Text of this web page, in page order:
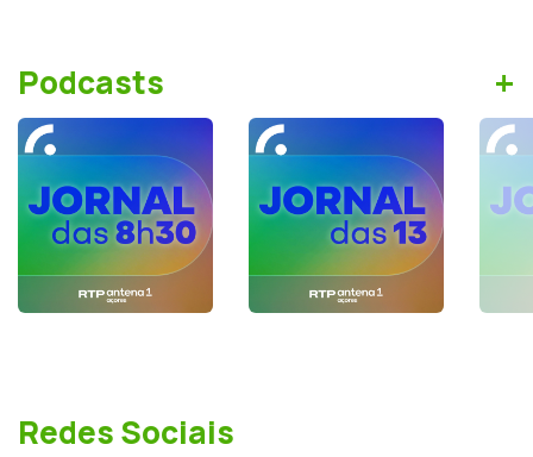
Podcasts +
Redes Sociais